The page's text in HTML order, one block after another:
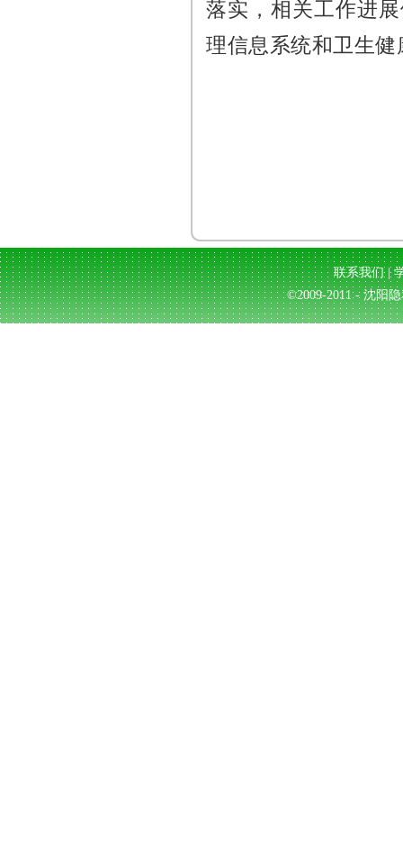
落实，相关工作进
理信息系统和卫生
联系我们|
©2009-2011 - 沈阳